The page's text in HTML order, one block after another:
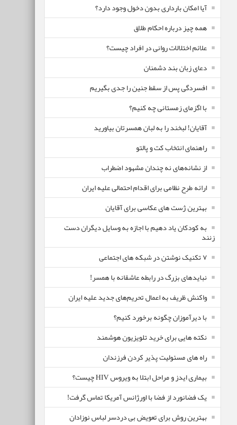
آیا امکان بارداری بدون دخول وجود دارد؟
همه چیز درباره احکام طلاق
علائم اختلالات روانی در افراد چیست؟
دعای زبان بند دشمنان
افسردگی پس از سقط جنین را جدی بگیریم
با اگزمای زمستانی چه کنیم؟
آقایان! لبخند را به لبان همسرتان بیاورید
راهنمای انتخاب کت و پالتو
از نشانه‌های نه چندان مشهود اضطراب
ارائه طرح نظامی برای اقدام احتمالی علیه ایران
بهترین ژست های عکاسی برای آقایان
به کودکان یاد دهیم با اجازه به وسایل دیگران دست
زنند
۷ تکنیک نوشتن در شبکه های اجتماعی
نبایدهای بزرگ در رابطه عاشقانه با همسر!
واکنش ظریف به اعمال تحریم‌های جدید علیه ایران
با دیرآموزان چگونه برخورد کنیم؟
نکته هایی برای خرید تلویزیون هوشمند
راه های مسئولیت پذیر کردن فرزندان
بیماری ایدز و مراحل ابتلا به ویروس HIV چیست؟
یک فضانورد از فضا با اورژانس آمریکا تماس گرفت!
بهترین روش برای تعویض بی دردسر لباس نوزادان